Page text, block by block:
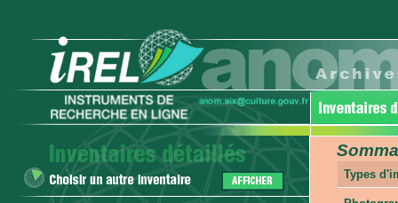
Types